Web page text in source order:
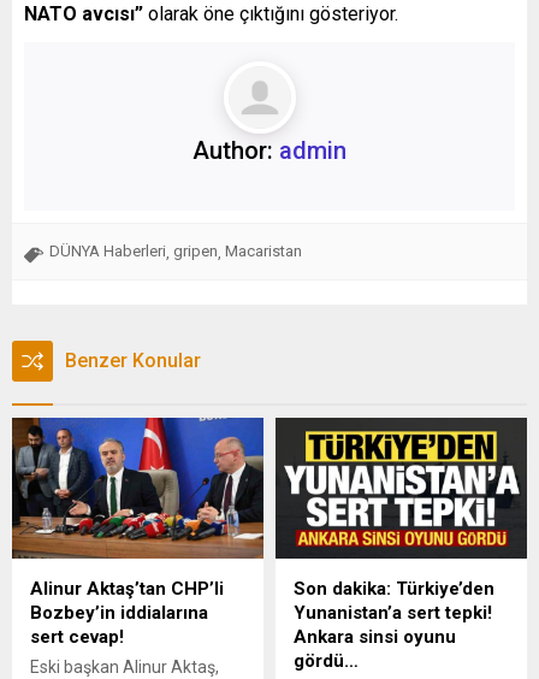
NATO avcısı” olarak öne çıktığını gösteriyor.
Author: admin
DÜNYA Haberleri gripen Macaristan
Benzer Konular
Alinur Aktaş’tan CHP’li
Bozbey’in iddialarına
sert cevap!
Eski başkan Alinur Aktaş,
Son dakika: Türkiye’den
Yunanistan’a sert tepki!
Ankara sinsi oyunu
gördü…